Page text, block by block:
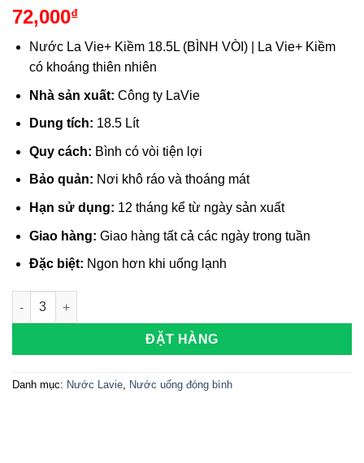
72,000₫
Nước La Vie+ Kiềm 18.5L (BÌNH VÒI) | La Vie+ Kiềm
có khoáng thiên nhiên
Nhà sản xuất: Công ty LaVie
Dung tích: 18.5 Lít
Quy cách: Bình có vòi tiện lợi
Bảo quản: Nơi khô ráo và thoáng mát
Hạn sử dụng: 12 tháng kể từ ngày sản xuất
Giao hàng: Giao hàng tất cả các ngày trong tuần
Đặc biệt: Ngon hơn khi uống lạnh
BÌNH NƯỚC LA VIE+ KIỀM 18.5L (Bình Vòi) có khoáng thiên
ĐẶT HÀNG
Danh mục: Nước Lavie Nước uống đóng bình